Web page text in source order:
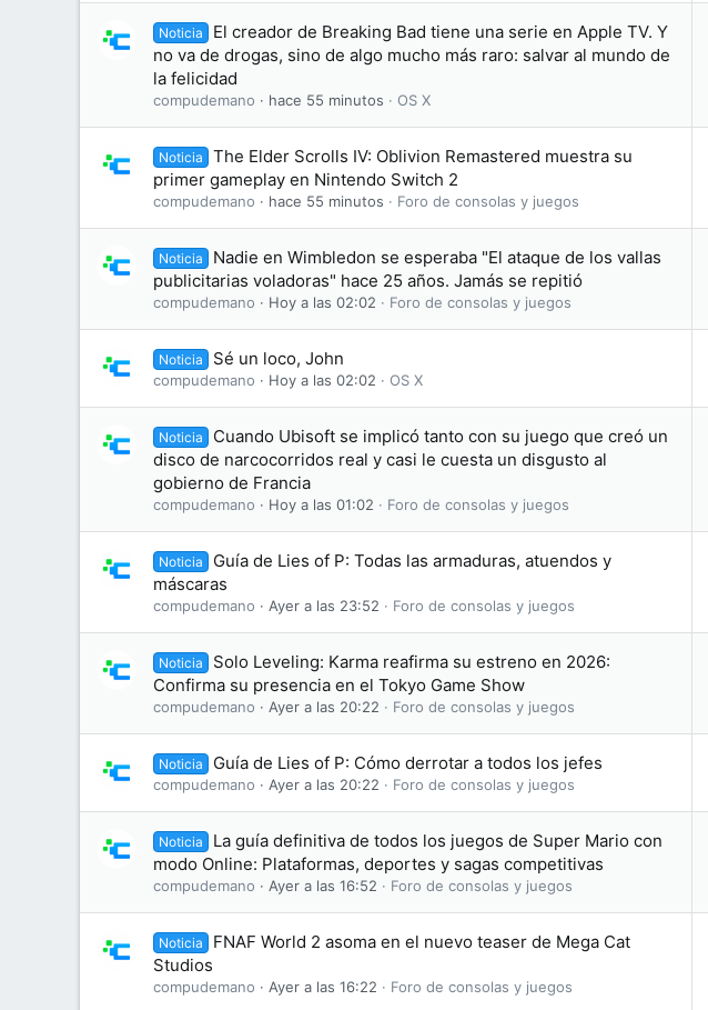
Noticia
El creador de Breaking Bad tiene una serie en Apple TV. Y
no va de drogas, sino de algo mucho más raro: salvar al mundo de
la felicidad
compudemano hace 55 minutos OS X
Noticia
The Elder Scrolls IV: Oblivion Remastered muestra su
primer gameplay en Nintendo Switch 2
compudemano hace 55 minutos Foro de consolas y juegos
Noticia
Nadie en Wimbledon se esperaba "El ataque de los vallas
publicitarias voladoras" hace 25 años. Jamás se repitió
compudemano Hoy a las 02:02 Foro de consolas y juegos
Noticia Sé un loco, John
compudemano Hoy a las 02:02 OS X
Noticia
Cuando Ubisoft se implicó tanto con su juego que creó un
disco de narcocorridos real y casi le cuesta un disgusto al
gobierno de Francia
compudemano Hoy a las 01:02 Foro de consolas y juegos
Noticia
Guía de Lies of P: Todas las armaduras, atuendos y
máscaras
compudemano Ayer a las 23:52 Foro de consolas y juegos
Noticia
Solo Leveling: Karma reafirma su estreno en 2026:
Confirma su presencia en el Tokyo Game Show
compudemano Ayer a las 20:22 Foro de consolas y juegos
Noticia Guía de Lies of P: Cómo derrotar a todos los jefes
compudemano Ayer a las 20:22 Foro de consolas y juegos
Noticia
La guía definitiva de todos los juegos de Super Mario con
modo Online: Plataformas, deportes y sagas competitivas
compudemano Ayer a las 16:52 Foro de consolas y juegos
Noticia
FNAF World 2 asoma en el nuevo teaser de Mega Cat
Studios
compudemano Ayer a las 16:22 Foro de consolas y juegos